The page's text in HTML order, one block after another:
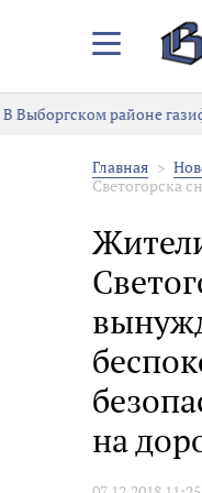
Закрыть/
меню
В Выборгском районе
Главная
Светогорска
на